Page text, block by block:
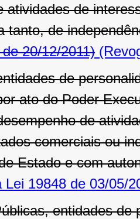
atividades de
tanto, de
20/12/2011)
de
ato do Poder
de
comerciais ou
Estado e com
Lei 19848 de 03/05/
entidades de